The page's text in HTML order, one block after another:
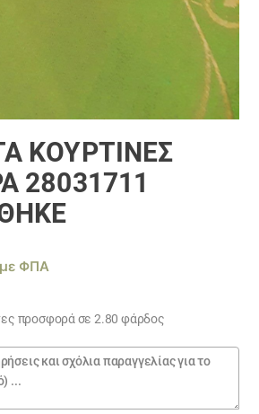
ΚΟΥΡΤΊΝΕΣ
28031711
με ΦΠΑ
προσφορά σε 2.80 φάρδος